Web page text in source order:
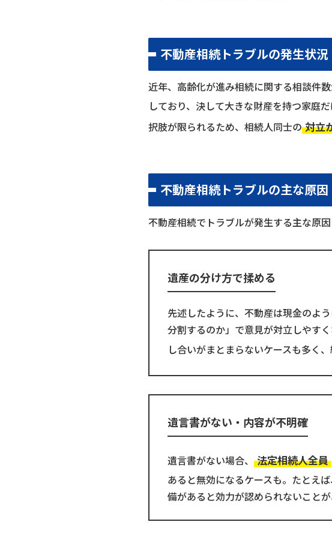
不動産相続トラブルの発生状況
近年、高齢化が進み相続に関する相談件
しており、決して大きな財産を持つ家庭
択肢が限られるため、相続人同士の 対立
不動産相続トラブルの主な原因
不動産相続でトラブルが発生する主な原
遺産の分け方で揉める
先述したように、不動産は現金のよ
分割するのか」で意見が対立しやす
し合いがまとまらないケースも多く
遺言書がない・内容が不明確
遺言書がない場合、 法定相続人全員
あると無効になるケースも。たとえ
備があると効力が認められないことが